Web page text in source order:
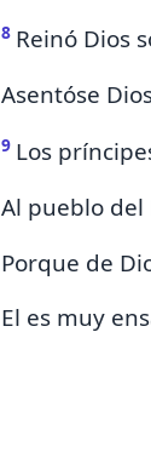
8 Reinó Dios
Asentóse
9 Los
Al pueblo del
Porque de
El es muy